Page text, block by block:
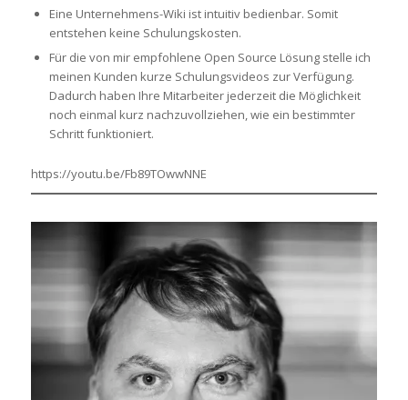
Eine Unternehmens-Wiki ist intuitiv bedienbar. Somit
entstehen keine Schulungskosten.
Für die von mir empfohlene Open Source Lösung stelle ich
meinen Kunden kurze Schulungsvideos zur Verfügung.
Dadurch haben Ihre Mitarbeiter jederzeit die Möglichkeit
noch einmal kurz nachzuvollziehen, wie ein bestimmter
Schritt funktioniert.
https://youtu.be/Fb89TOwwNNE